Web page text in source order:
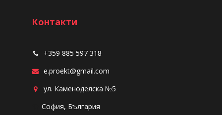
Контакти
+359 885 597 318
e.proekt@gmail.com
ул. Каменоделска №5
София, България